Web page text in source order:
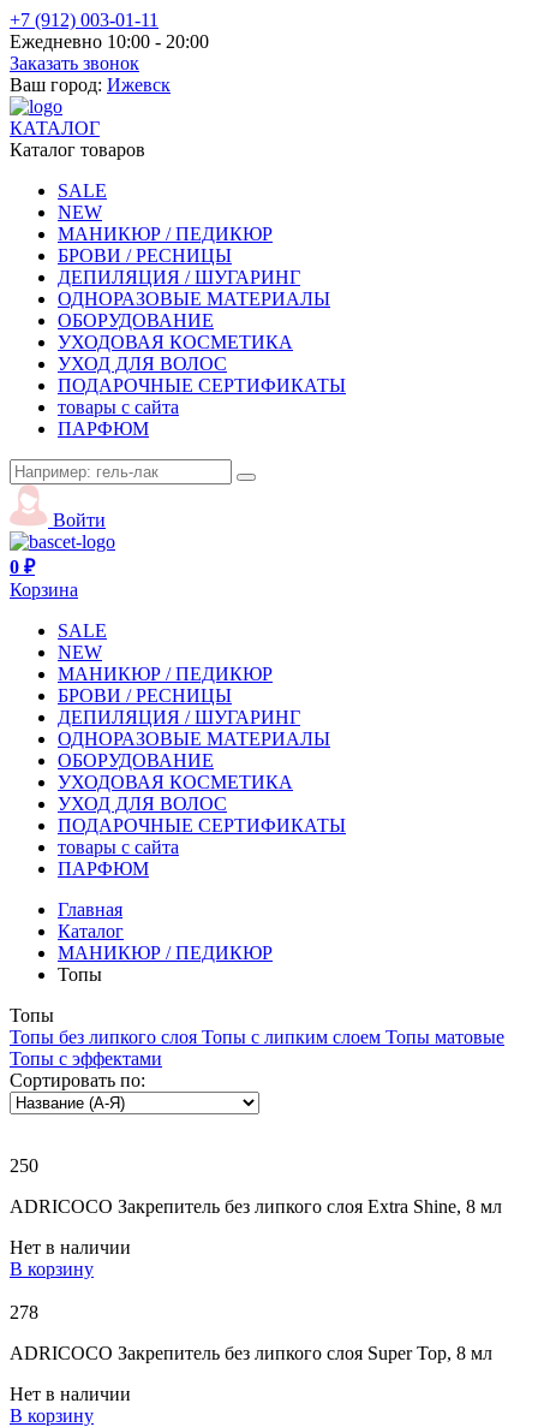
+7 (912) 003-01-11
Ежедневно 10:00 - 20:00
Заказать звонок
Ваш город: Ижевск
КАТАЛОГ
Каталог товаров
SALE
NEW
МАНИКЮР / ПЕДИКЮР
БРОВИ / РЕСНИЦЫ
ДЕПИЛЯЦИЯ / ШУГАРИНГ
ОДНОРАЗОВЫЕ МАТЕРИАЛЫ
ОБОРУДОВАНИЕ
УХОДОВАЯ КОСМЕТИКА
УХОД ДЛЯ ВОЛОС
ПОДАРОЧНЫЕ СЕРТИФИКАТЫ
товары с сайта
ПАРФЮМ
Войти
0 ₽
Корзина
SALE
NEW
МАНИКЮР / ПЕДИКЮР
БРОВИ / РЕСНИЦЫ
ДЕПИЛЯЦИЯ / ШУГАРИНГ
ОДНОРАЗОВЫЕ МАТЕРИАЛЫ
ОБОРУДОВАНИЕ
УХОДОВАЯ КОСМЕТИКА
УХОД ДЛЯ ВОЛОС
ПОДАРОЧНЫЕ СЕРТИФИКАТЫ
товары с сайта
ПАРФЮМ
Главная
Каталог
МАНИКЮР / ПЕДИКЮР
Топы
Топы
Топы без липкого слоя Топы с липким слоем Топы матовые
Топы с эффектами
Сортировать по:
250
ADRICOCO Закрепитель без липкого слоя Extra Shine, 8 мл
Нет в наличии
В корзину
278
ADRICOCO Закрепитель без липкого слоя Super Top, 8 мл
Нет в наличии
В корзину